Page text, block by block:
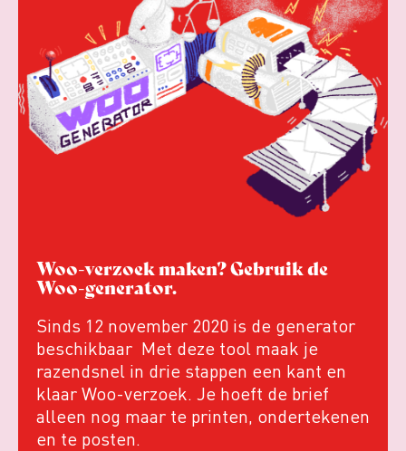
Woo-verzoek maken? Gebruik de
Woo-generator.
Sinds 12 november 2020 is de generator
beschikbaar Met deze tool maak je
razendsnel in drie stappen een kant en
klaar Woo-verzoek. Je hoeft de brief
alleen nog maar te printen, ondertekenen
en te posten.